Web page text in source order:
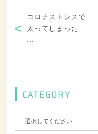
コロナストレスで
太ってしまった